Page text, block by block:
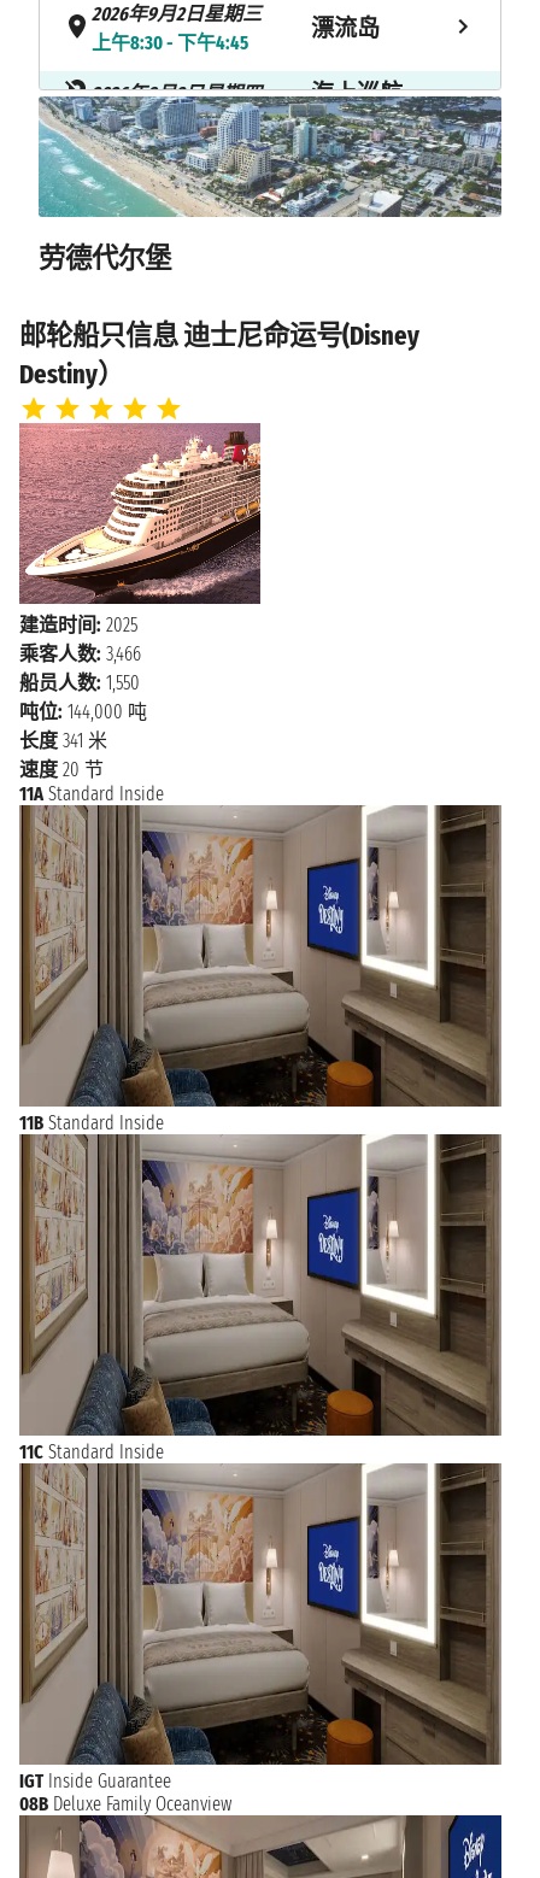
2026年9月2日星期三
上午8:30 - 下午4:45
漂流岛
2026年9月3日星期四 海上巡航
2026年9月4日星期五
上午8:00
劳德代尔堡
劳德代尔堡
邮轮船只信息 迪士尼命运号(Disney
Destiny）
建造时间: 2025
乘客人数: 3,466
船员人数: 1,550
吨位: 144,000 吨
长度 341 米
速度 20 节
11A Standard Inside
11B Standard Inside
11C Standard Inside
IGT Inside Guarantee
08B Deluxe Family Oceanview